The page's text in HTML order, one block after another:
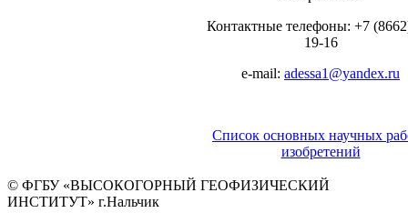
Контактные телефоны: +7
19-16
е-mail: adessa1@yandex.ru
Список основных научных
изобретений
© ФГБУ «ВЫСОКОГОРНЫЙ ГЕОФИЗИЧЕСКИЙ
ИНСТИТУТ» г.Нальчик